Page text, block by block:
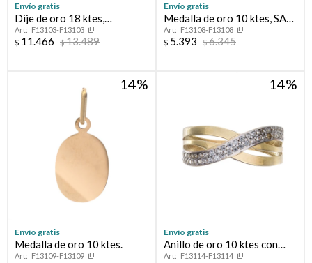
Envío gratis
Dije de oro 18 ktes,
CORAZÓN.
F13103-F13103
$ 11.466 $13.489
Envío gratis
Medalla de oro 10 ktes, SAN
BENITO.
F13108-F13108
$ 5.393 $6.345
14
Envío gratis
Medalla de oro 10 ktes.
F13109-F13109
14
Envío gratis
Anillo de oro 10 ktes con
circonias.
F13114-F13114